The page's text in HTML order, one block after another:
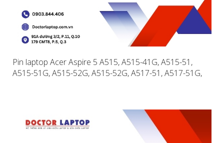
Pin laptop Acer Aspire 5 A515, A515-41G, A515-51,
A515-51G, A515-52G, A515-52G, A517-51, A517-51G,